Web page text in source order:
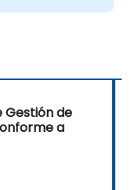
Gestión de
a